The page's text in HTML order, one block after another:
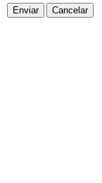
Enviar Cancelar